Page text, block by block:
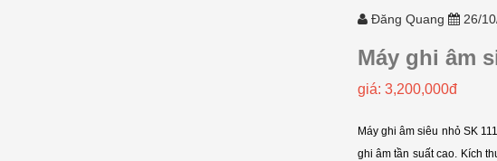
Đăng Quang 26/
Máy ghi âm
giá: 3,200,000đ
Máy ghi âm siêu nhỏ SK
ghi âm tần suất cao. Kích